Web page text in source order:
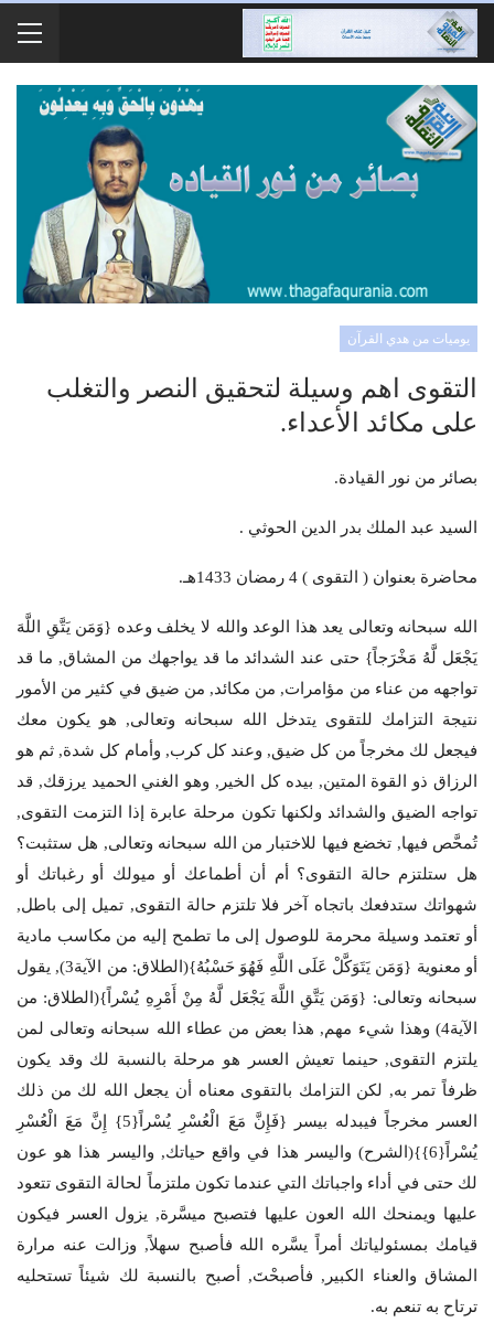
يوميات من هدي القرآن
التقوى اهم وسيلة لتحقيق النصر والتغلب
على مكائد الأعداء.
بصائر من نور القيادة.
السيد عبد الملك بدر الدين الحوثي .
محاضرة بعنوان ( التقوى ) 4 رمضان 1433هـ.
الله سبحانه وتعالى يعد هذا الوعد والله لا يخلف وعده {وَمَن يَتَّقِ اللَّهَ
يَجْعَل لَّهُ مَخْرَجاً} حتى عند الشدائد ما قد يواجهك من المشاق, ما قد
تواجهه من عناء من مؤامرات, من مكائد, من ضيق في كثير من الأمور
نتيجة التزامك للتقوى يتدخل الله سبحانه وتعالى, هو يكون معك
فيجعل لك مخرجاً من كل ضيق, وعند كل كرب, وأمام كل شدة, ثم هو
الرزاق ذو القوة المتين, بيده كل الخير, وهو الغني الحميد يرزقك, قد
تواجه الضيق والشدائد ولكنها تكون مرحلة عابرة إذا التزمت التقوى,
تُمحَّص فيها, تخضع فيها للاختبار من الله سبحانه وتعالى, هل ستثبت؟
هل ستلتزم حالة التقوى؟ أم أن أطماعك أو ميولك أو رغباتك أو
شهواتك ستدفعك باتجاه آخر فلا تلتزم حالة التقوى, تميل إلى باطل,
أو تعتمد وسيلة محرمة للوصول إلى ما تطمح إليه من مكاسب مادية
أو معنوية {وَمَن يَتَوَكَّلْ عَلَى اللَّهِ فَهُوَ حَسْبُهُ}(الطلاق: من الآية3), يقول
سبحانه وتعالى: {وَمَن يَتَّقِ اللَّهَ يَجْعَل لَّهُ مِنْ أَمْرِهِ يُسْراً}(الطلاق: من
الآية4) وهذا شيء مهم, هذا بعض من عطاء الله سبحانه وتعالى لمن
يلتزم التقوى, حينما تعيش العسر هو مرحلة بالنسبة لك وقد يكون
ظرفاً تمر به, لكن التزامك بالتقوى معناه أن يجعل الله لك من ذلك
العسر مخرجاً فيبدله بيسر {فَإِنَّ مَعَ الْعُسْرِ يُسْراً{5} إِنَّ مَعَ الْعُسْرِ
يُسْراً{6}}(الشرح) واليسر هذا في واقع حياتك, واليسر هذا هو عون
لك حتى في أداء واجباتك التي عندما تكون ملتزماً لحالة التقوى تتعود
عليها ويمنحك الله العون عليها فتصبح ميسَّرة, يزول العسر فيكون
قيامك بمسئولياتك أمراً يسَّره الله فأصبح سهلاً, وزالت عنه مرارة
المشاق والعناء الكبير, فأصبحْتَ, أصبح بالنسبة لك شيئاً تستحليه
ترتاح به تنعم به.